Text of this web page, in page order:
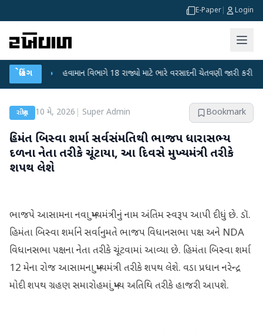
E-Paper Login
બ્રેકિંગ
● હવામાન વિભાગે 18 રાજ્યો માટે ભારે વરસાદની ચેતવણી જારી કરી ●
રાષ્ટ્રીય 10 મે, 2026 Super Admin Bookmark
હિમંત બિસ્વા શર્મા સર્વસંમતિથી ભાજપ ધારાસભ્ય
દળના નેતા તરીકે ચૂંટાયા, આ દિવસે મુખ્યમંત્રી તરીકે
શપથ લેશે
ભાજપે આસામના નવા મુખ્યમંત્રીનું નામ અંતિમ સ્વરૂપ આપી દીધું છે. ડૉ.
હિમંતા બિસ્વા શર્માને સર્વાનુમતે ભાજપ વિધાનસભા પક્ષ અને NDA
વિધાનસભા પક્ષના નેતા તરીકે ચૂંટવામાં આવ્યા છે. હિમંતા બિસ્વા શર્મા
12 મેના રોજ આસામના મુખ્યમંત્રી તરીકે શપથ લેશે. વડા પ્રધાન નરેન્દ્ર
મોદી શપથ ગ્રહણ સમારોહમાં મુખ્ય અતિથિ તરીકે હાજરી આપશે.